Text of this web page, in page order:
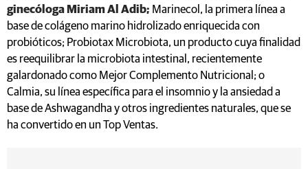
ginecóloga Miriam Al Adib; Marinecol, la primera línea a
base de colágeno marino hidrolizado enriquecida con
probióticos; Probiotax Microbiota, un producto cuya finalidad
es reequilibrar la microbiota intestinal, recientemente
galardonado como Mejor Complemento Nutricional; o
Calmia, su línea específica para el insomnio y la ansiedad a
base de Ashwagandha y otros ingredientes naturales, que se
ha convertido en un Top Ventas.